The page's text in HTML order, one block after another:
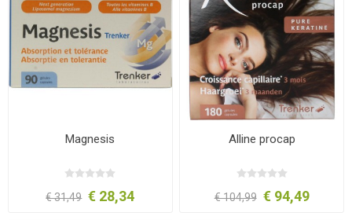
Magnesis
€ 31,49 € 28,34
Alline procap
€ 104,99 € 94,49